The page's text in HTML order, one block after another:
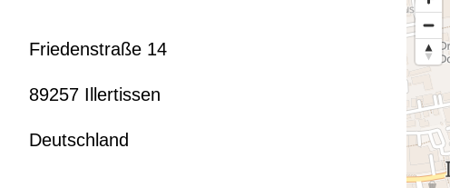
Friedenstraße 14
89257 Illertissen
Deutschland